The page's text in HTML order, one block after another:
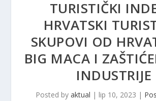
TURISTIČKI
HRVATSKI
SKUPOVI OD
BIG MACA I
INDUSTRIJE
Posted by aktual | lip 10, 2023 |